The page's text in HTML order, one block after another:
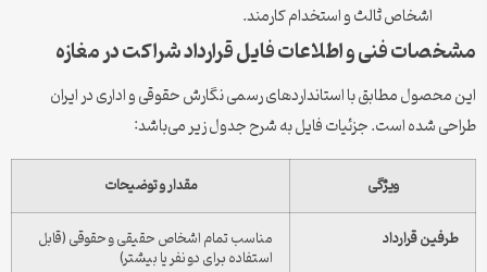
اشخاص ثالث و استخدام کارمند.
مشخصات فنی و اطلاعات فایل قرارداد شراکت در مغازه
این محصول مطابق با استانداردهای رسمی نگارش حقوقی و اداری در ایران
طراحی شده است. جزئیات فایل به شرح جدول زیر می‌باشد:
ویژگی مقدار و توضیحات
طرفین قرارداد
مناسب تمام اشخاص حقیقی و حقوقی (قابل
استفاده برای دو نفر یا بیشتر)